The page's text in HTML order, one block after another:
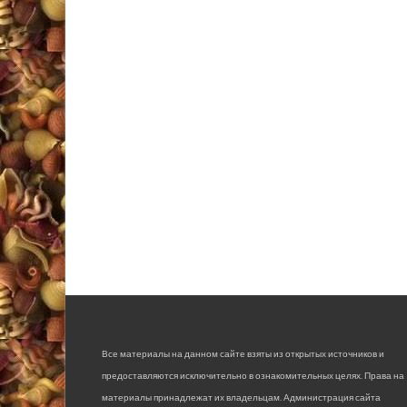
Все материалы на данном сайте взяты из открытых источников и
предоставляются исключительно в ознакомительных целях. Права на
материалы принадлежат их владельцам. Администрация сайта